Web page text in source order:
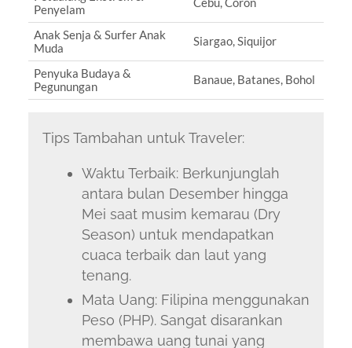
Penyelam
Cebu, Coron
Anak Senja & Surfer Anak
Muda
Siargao, Siquijor
Penyuka Budaya &
Pegunungan
Banaue, Batanes, Bohol
Tips Tambahan untuk Traveler:
Waktu Terbaik: Berkunjunglah
antara bulan Desember hingga
Mei saat musim kemarau (Dry
Season) untuk mendapatkan
cuaca terbaik dan laut yang
tenang.
Mata Uang: Filipina menggunakan
Peso (PHP). Sangat disarankan
membawa uang tunai yang